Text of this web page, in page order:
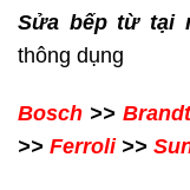
Sửa bếp từ tại
thông dụng
Bosch >>
>> Ferroli >>